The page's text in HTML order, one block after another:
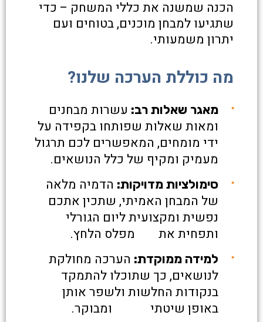
הכנה שמשנה את כללי המשחק – כדי
שתגיעו למבחן מוכנים, בטוחים ועם
יתרון משמעותי.
מה כוללת הערכה שלנו?
מאגר שאלות רב: עשרות מבחנים
ומאות שאלות שפותחו בקפידה על
ידי מומחים, המאפשרים לכם תרגול
מעמיק ומקיף של כלל הנושאים.
סימולציות מדויקות: הדמיה מלאה
של המבחן האמיתי, שתכין אתכם
נפשית ומקצועית ליום הגורלי
ותפחית את מפלס הלחץ.
למידה ממוקדת: הערכה מחולקת
לנושאים, כך שתוכלו להתמקד
בנקודות החלשות ולשפר אותן
באופן שיטתי ומבוקר.